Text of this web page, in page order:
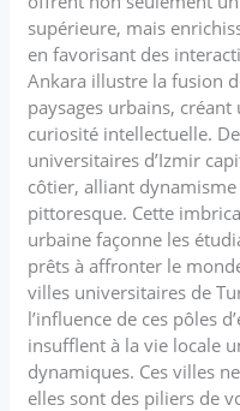
supérieure, mais
en favorisant des
Ankara illustre la fusion
paysages urbains,
curiosité intellectuelle.
universitaires d’Izmir
côtier, alliant
pittoresque. Cette
urbaine façonne les
prêts à affronter le
villes universitaires de
l’influence de ces pôles
insufflent à la vie locale
dynamiques. Ces villes
elles sont des piliers de